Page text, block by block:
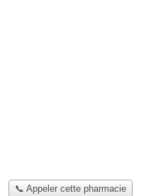
📞 Appeler cette pharmacie